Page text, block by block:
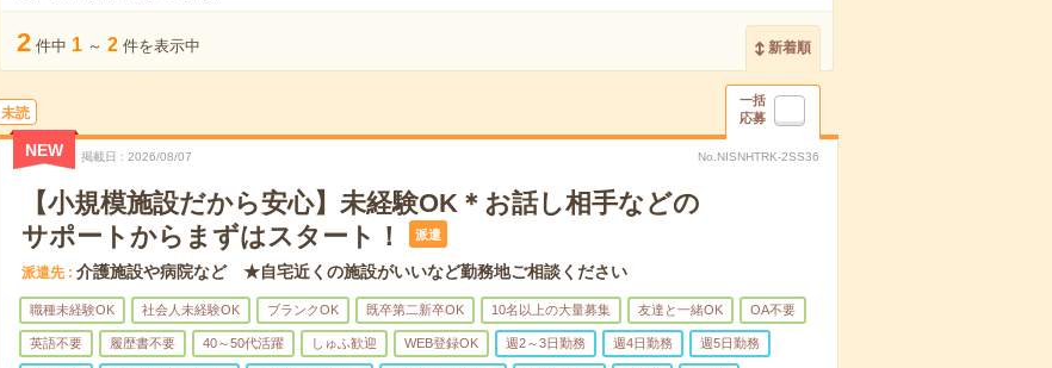
2 件中 1 ～ 2 件を表示中 新着順
未読
一括
応募
NEW 掲載日 2026/08/07 No.NISNHTRK-2SS36
【小規模施設だから安心】未経験OK＊お話し相手などの
サポートからまずはスタート！
派遣
派遣先 介護施設や病院など ★自宅近くの施設がいいなど勤務地ご相談ください
職種未経験OK 社会人未経験OK ブランクOK 既卒第二新卒OK 10名以上の大量募集 友達と一緒OK OA不要
英語不要 履歴書不要 40～50代活躍 しゅふ歓迎 WEB登録OK 週2～3日勤務 週4日勤務 週5日勤務